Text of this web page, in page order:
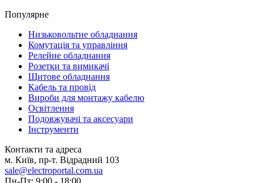
Популярне
Низьковольтне обладнання
Комутація та управління
Релейне обладнання
Розетки та вимикачі
Щитове обладнання
Кабель та провід
Вироби для монтажу кабелю
Освітлення
Подовжувачі та аксесуари
Інструменти
Контакти та адреса
м. Київ, пр-т. Відрадний 103
sale@electroportal.com.ua
Пн-Пт: 9:00 - 18:00